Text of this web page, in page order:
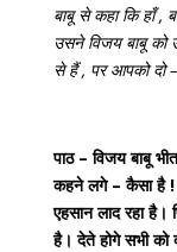
बाबू से कहा कि हाँ ,
उसने विजय बाबू को
से हैं , पर आपको दो
पाठ –विजय बाबू
कहने लगे – कैसा है !
एहसान लाद रहा है।
है। देते होगे सभी को